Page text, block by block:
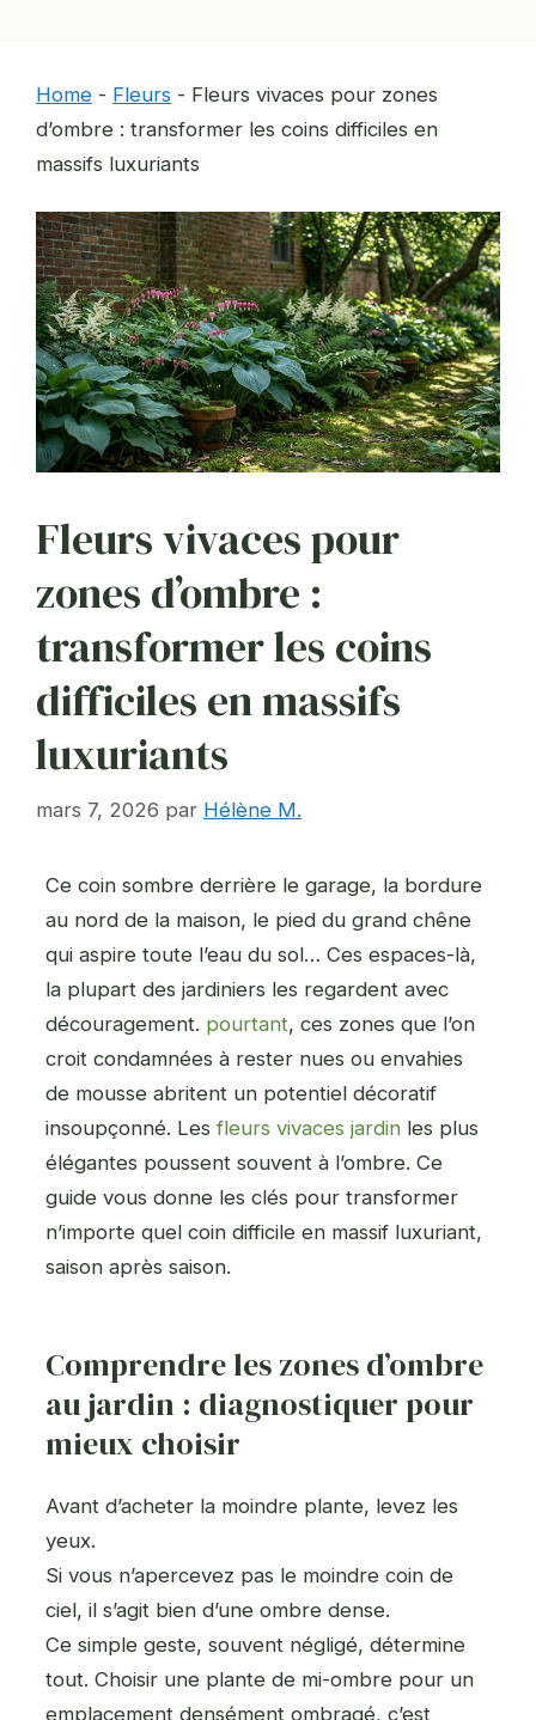
Home - Fleurs - Fleurs vivaces pour zones
d’ombre : transformer les coins difficiles en
massifs luxuriants
Fleurs vivaces pour
zones d’ombre :
transformer les coins
difficiles en massifs
luxuriants
mars 7, 2026 par Hélène M.
Ce coin sombre derrière le garage, la bordure
au nord de la maison, le pied du grand chêne
qui aspire toute l’eau du sol… Ces espaces-là,
la plupart des jardiniers les regardent avec
découragement. pourtant, ces zones que l’on
croit condamnées à rester nues ou envahies
de mousse abritent un potentiel décoratif
insoupçonné. Lesfleurs vivaces jardin les plus
élégantes poussent souvent à l’ombre. Ce
guide vous donne les clés pour transformer
n’importe quel coin difficile en massif luxuriant,
saison après saison.
Comprendre les zones d’ombre
au jardin : diagnostiquer pour
mieux choisir
Avant d’acheter la moindre plante, levez les
yeux.
Si vous n’apercevez pas le moindre coin de
ciel, il s’agit bien d’une ombre dense.
Ce simple geste, souvent négligé, détermine
tout. Choisir une plante de mi-ombre pour un
emplacement densément ombragé, c’est